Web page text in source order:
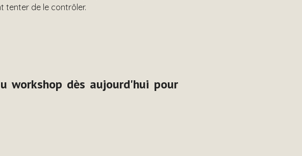
tenter de le contrôler.
workshop dès aujourd'hui pour